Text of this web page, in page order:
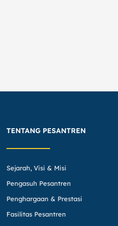
TENTANG PESANTREN
Sejarah, Visi & Misi
Pengasuh Pesantren
Penghargaan & Prestasi
Fasilitas Pesantren